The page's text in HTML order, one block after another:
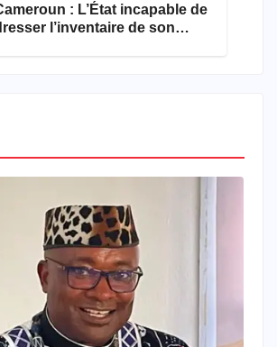
: L’État incapable de
l’inventaire de son